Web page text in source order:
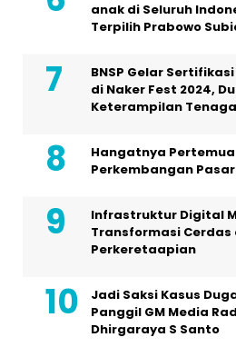
anak di Seluruh
Terpilih Prabowo
BNSP Gelar
di Naker Fest 2024,
Keterampilan
Hangatnya
Perkembangan Pasar
Infrastruktur Digital
Transformasi
Perkeretaapian
Jadi Saksi Kasus
Panggil GM Media
Dhirgaraya S Santo